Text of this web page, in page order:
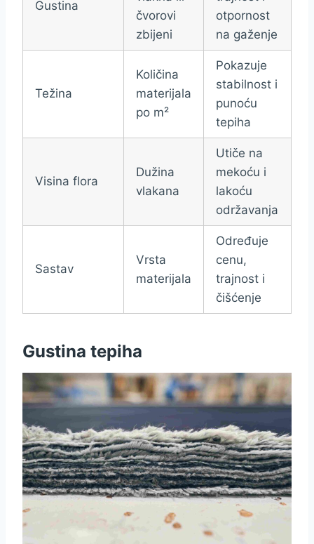
Gustina
čvorovi
zbijeni
otpornost
na gaženje
Težina
Količina
materijala
po m²
Pokazuje
stabilnost i
punoću
tepiha
Visina flora
Dužina
vlakana
Utiče na
mekoću i
lakoću
održavanja
Sastav
Vrsta
materijala
Određuje
cenu,
trajnost i
čišćenje
Gustina tepiha